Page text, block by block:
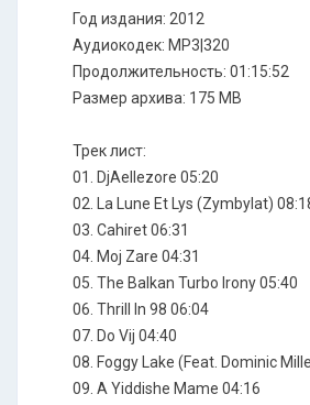
Год издания: 2012
Аудиокодек: MP3|320
Продолжительность: 01:15:52
Размер архива: 175 MB
Трек лист:
01. DjAellezore 05:20
02. La Lune Et Lys (Zymbylat)
03. Cahiret 06:31
04. Moj Zare 04:31
05. The Balkan Turbo Irony 05:40
06. Thrill In 98 06:04
07. Do Vij 04:40
08. Foggy Lake (Feat. Dominic
09. A Yiddishe Mame 04:16